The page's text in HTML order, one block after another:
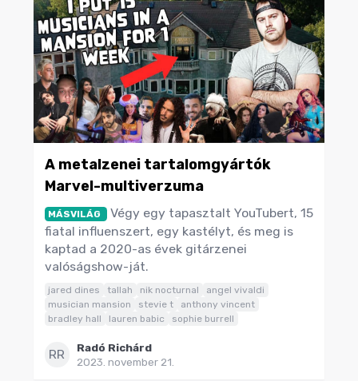
A metalzenei tartalomgyártók
Marvel-multiverzuma
MÁSVILÁG
Végy egy tapasztalt YouTubert, 15
fiatal influenszert, egy kastélyt, és meg is
kaptad a 2020-as évek gitárzenei
valóságshow-ját.
jared dines tallah nik nocturnal
angel vivaldi
musician mansion
stevie t
anthony vincent
bradley hall
lauren babic sophie burrell
RR
Radó Richárd
2023. november 21.